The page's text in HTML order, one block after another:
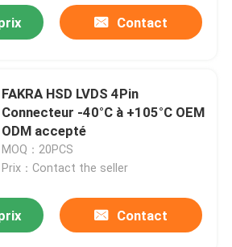
Contact
FAKRA HSD LVDS 4Pin
Connecteur -40°C à +105°C OEM
ODM accepté
MOQ：20PCS
Prix：Contact the seller
Contact